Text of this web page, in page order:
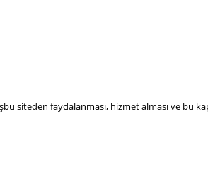
siteden faydalanması, hizmet alması ve bu